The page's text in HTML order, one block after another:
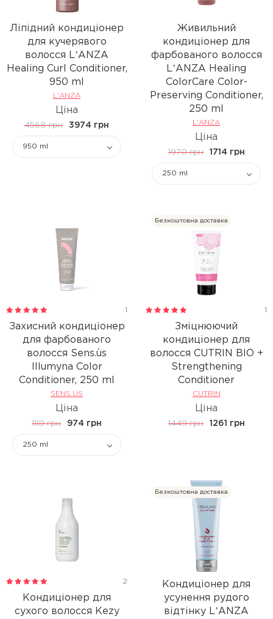
Ліпідний кондиціонер
для кучерявого
волосся LʼANZA
Healing Curl Conditioner,
950 ml
L'ANZA
Ціна
4568 грн 3974 грн
950 ml
Живильний
кондиціонер для
фарбованого волосся
LʼANZA Healing
ColorCare Color-
Preserving Conditioner,
250 ml
L'ANZA
Ціна
1970 грн 1714 грн
250 ml
1
Захисний кондиціонер
для фарбованого
волосся Sens.ùs
Illumyna Color
Conditioner, 250 ml
SENS.US
Ціна
1119 грн 974 грн
250 ml
Безкоштовна доставка
1
Зміцнюючий
кондиціонер для
волосся CUTRIN BIO +
Strengthening
Conditioner
CUTRIN
Ціна
1449 грн 1261 грн
2
Кондиціонер для
сухого волосся Kezy
Безкоштовна доставка
Кондиціонер для
усунення рудого
відтінку LʼANZA